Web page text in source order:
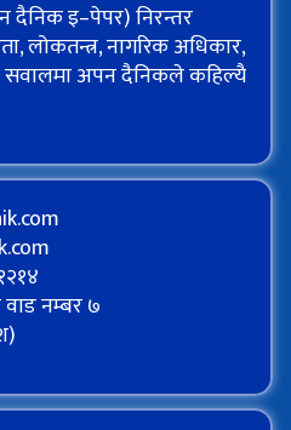
इ–पेपर) निरन्तर
लोकतन्त्र, नागरिक अधिकार,
सवालमा अपन दैनिकले कहिल्यै
नम्बर ७